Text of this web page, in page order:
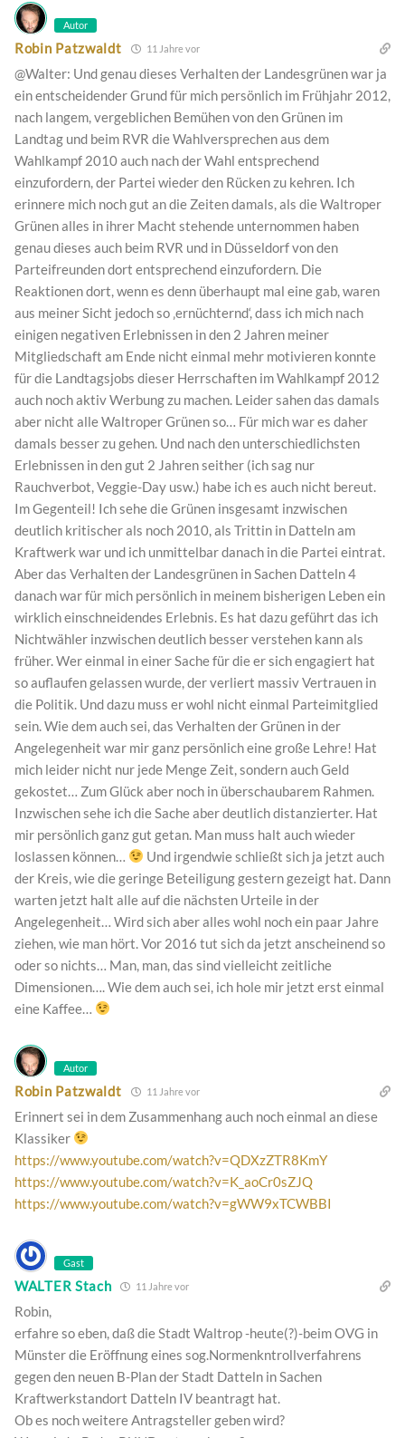
Autor
Robin Patzwaldt 11 Jahre vor
@Walter: Und genau dieses Verhalten der Landesgrünen war ja
ein entscheidender Grund für mich persönlich im Frühjahr 2012,
nach langem, vergeblichen Bemühen von den Grünen im
Landtag und beim RVR die Wahlversprechen aus dem
Wahlkampf 2010 auch nach der Wahl entsprechend
einzufordern, der Partei wieder den Rücken zu kehren. Ich
erinnere mich noch gut an die Zeiten damals, als die Waltroper
Grünen alles in ihrer Macht stehende unternommen haben
genau dieses auch beim RVR und in Düsseldorf von den
Parteifreunden dort entsprechend einzufordern. Die
Reaktionen dort, wenn es denn überhaupt mal eine gab, waren
aus meiner Sicht jedoch so ‚ernüchternd‘, dass ich mich nach
einigen negativen Erlebnissen in den 2 Jahren meiner
Mitgliedschaft am Ende nicht einmal mehr motivieren konnte
für die Landtagsjobs dieser Herrschaften im Wahlkampf 2012
auch noch aktiv Werbung zu machen. Leider sahen das damals
aber nicht alle Waltroper Grünen so… Für mich war es daher
damals besser zu gehen. Und nach den unterschiedlichsten
Erlebnissen in den gut 2 Jahren seither (ich sag nur
Rauchverbot, Veggie-Day usw.) habe ich es auch nicht bereut.
Im Gegenteil! Ich sehe die Grünen insgesamt inzwischen
deutlich kritischer als noch 2010, als Trittin in Datteln am
Kraftwerk war und ich unmittelbar danach in die Partei eintrat.
Aber das Verhalten der Landesgrünen in Sachen Datteln 4
danach war für mich persönlich in meinem bisherigen Leben ein
wirklich einschneidendes Erlebnis. Es hat dazu geführt das ich
Nichtwähler inzwischen deutlich besser verstehen kann als
früher. Wer einmal in einer Sache für die er sich engagiert hat
so auflaufen gelassen wurde, der verliert massiv Vertrauen in
die Politik. Und dazu muss er wohl nicht einmal Parteimitglied
sein. Wie dem auch sei, das Verhalten der Grünen in der
Angelegenheit war mir ganz persönlich eine große Lehre! Hat
mich leider nicht nur jede Menge Zeit, sondern auch Geld
gekostet… Zum Glück aber noch in überschaubarem Rahmen.
Inzwischen sehe ich die Sache aber deutlich distanzierter. Hat
mir persönlich ganz gut getan. Man muss halt auch wieder
loslassen können…
Und irgendwie schließt sich ja jetzt auch
der Kreis, wie die geringe Beteiligung gestern gezeigt hat. Dann
warten jetzt halt alle auf die nächsten Urteile in der
Angelegenheit… Wird sich aber alles wohl noch ein paar Jahre
ziehen, wie man hört. Vor 2016 tut sich da jetzt anscheinend so
oder so nichts… Man, man, das sind vielleicht zeitliche
Dimensionen…. Wie dem auch sei, ich hole mir jetzt erst einmal
eine Kaffee…
Autor
Robin Patzwaldt 11 Jahre vor
Erinnert sei in dem Zusammenhang auch noch einmal an diese
Klassiker
https://www.youtube.com/watch?v=QDXzZTR8KmY
https://www.youtube.com/watch?v=K_aoCr0sZJQ
https://www.youtube.com/watch?v=gWW9xTCWBBI
Gast
WALTER Stach 11 Jahre vor
Robin,
erfahre so eben, daß die Stadt Waltrop -heute(?)-beim OVG in
Münster die Eröffnung eines sog.Normenkntrollverfahrens
gegen den neuen B-Plan der Stadt Datteln in Sachen
Kraftwerkstandort Datteln IV beantragt hat.
Ob es noch weitere Antragsteller geben wird?